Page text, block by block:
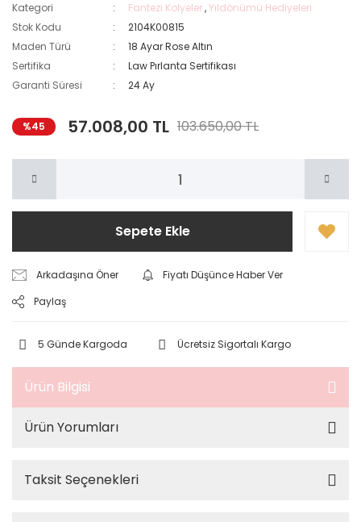
Kategori Fantezi Kolyeler,Yıldönümü Hediyeleri
Stok Kodu
2104K00815
Maden Türü
18 Ayar Rose Altın
Sertifika
Law Pırlanta Sertifikası
Garanti Süresi
24 Ay
%45 57.008,00 TL 103.650,00 TL
Sepete Ekle
Arkadaşına Öner
Fiyatı Düşünce Haber Ver
Paylaş
5 Günde Kargoda Ücretsiz Sigortalı Kargo
Ürün Bilgisi
Ürün Yorumları
Taksit Seçenekleri